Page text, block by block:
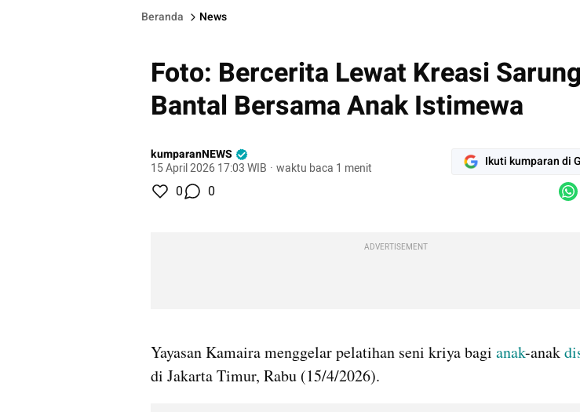
Beranda News
Foto: Bercerita Lewat Kreasi Sarung
Bantal Bersama Anak Istimewa
kumparanNEWS
15 April 2026 17:03 WIB · waktu baca 1 menit Ikuti kumparan di
0 0
ADVERTISEMENT
Yayasan Kamaira menggelar pelatihan seni kriya bagi anak-anak
di Jakarta Timur, Rabu (15/4/2026).